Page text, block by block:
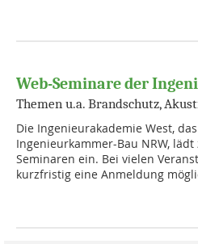
Web-Seminare der
Themen u.a. Brandschutz,
Die Ingenieurakademie West,
Ingenieurkammer-Bau NRW,
Seminaren ein. Bei vielen
kurzfristig eine Anmeldung